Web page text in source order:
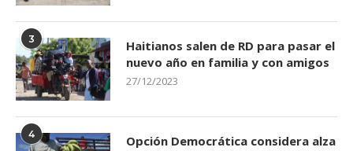
3
Haitianos salen de RD para pasar el
nuevo año en familia y con amigos
27/12/2023
4
Opción Democrática considera alza